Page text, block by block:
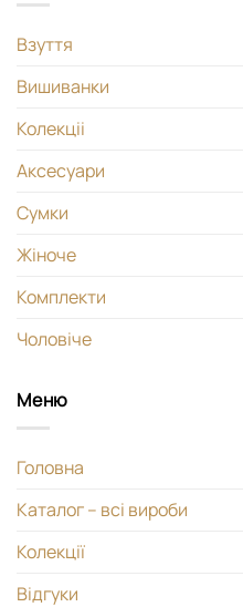
Взуття
Вишиванки
Колекціі
Аксесуари
Сумки
Жіноче
Комплекти
Чоловіче
Меню
Головна
Каталог – всі вироби
Колекції
Відгуки